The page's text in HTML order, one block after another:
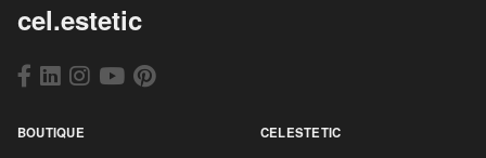
cel.estetic
BOUTIQUE CELESTETIC